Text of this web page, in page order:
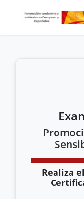
Realiza